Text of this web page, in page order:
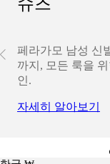
페라가모 남성 신
까지, 모든 룩을
인.
자세히 알아보기